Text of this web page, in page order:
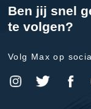
Ben jij snel
te volgen?
Volg Max op